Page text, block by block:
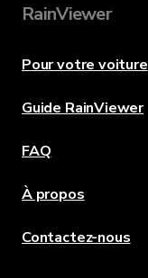
RainViewer
Pour votre voiture
Guide RainViewer
FAQ
À propos
Contactez-nous